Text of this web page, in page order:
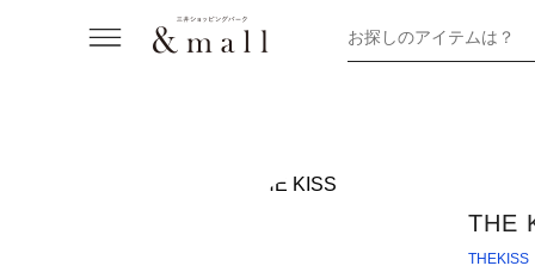
お探しのアイテムは？
THE
THEKISS